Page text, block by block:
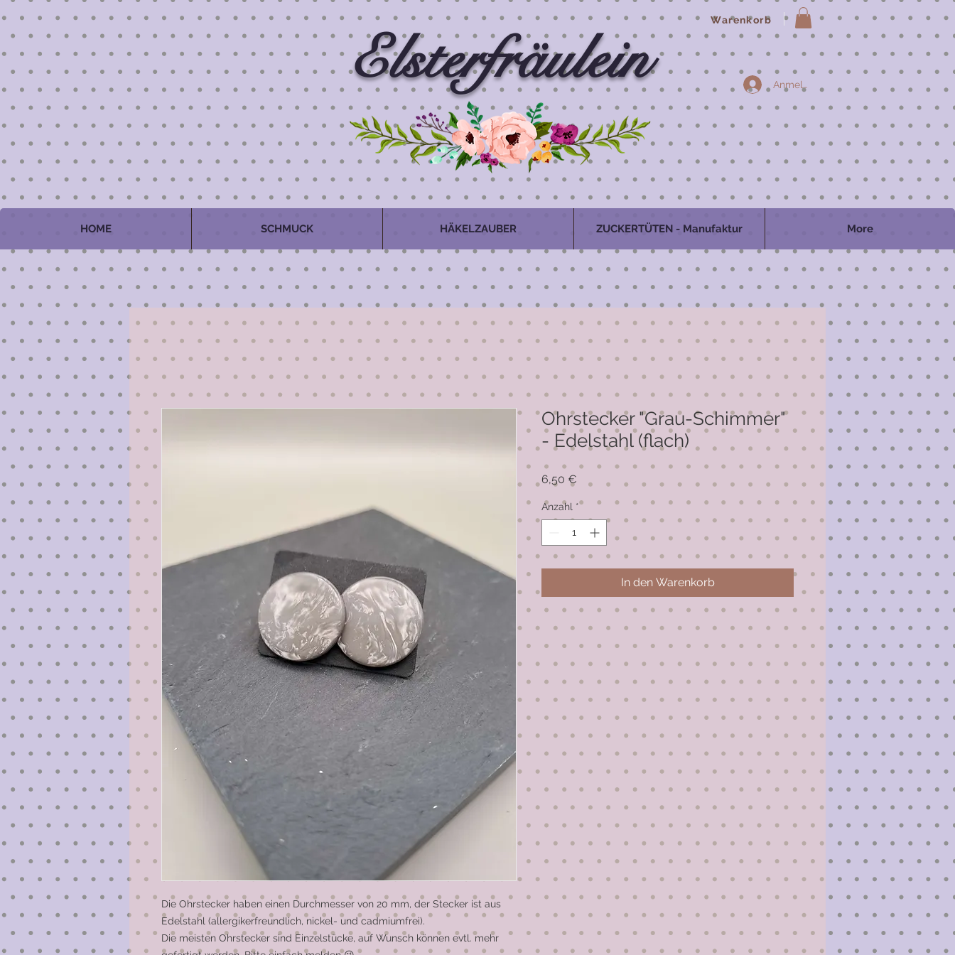
Warenkorb
Elsterfräulein
HOME SCHMUCK HÄKELZAUBER ZUCKERTÜTEN - Manufaktur More
Anmelden
Die Ohrstecker haben einen Durchmesser von 20 mm, der Stecker ist aus
Edelstahl (allergikerfreundlich, nickel- und cadmiumfrei).
Die meisten Ohrstecker sind Einzelstücke, auf Wunsch können evtl. mehr
Ohrstecker "Grau-Schimmer"
- Edelstahl (flach)
6,50 €
Anzahl *
In den Warenkorb